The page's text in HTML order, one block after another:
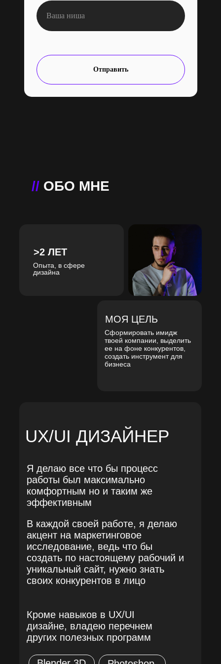
Отправить
>2 ЛЕТ
Опыта, в сфере
дизайна
МОЯ ЦЕЛЬ
Сформировать имидж
твоей компании, выделить
ее на фоне конкурентов,
создать инструмент для
бизнеса
UX/UI ДИЗАЙНЕР
Я делаю все что бы процесс
работы был максимально
комфортным но и таким же
эффективным
В каждой своей работе, я делаю
акцент на маркетинговое
исследование, ведь что бы
создать по настоящему рабочий и
уникальный сайт, нужно знать
своих конкурентов в лицо
Кроме навыков в UX/UI
дизайне, владею перечнем
других полезных программ
// ОБО МНЕ